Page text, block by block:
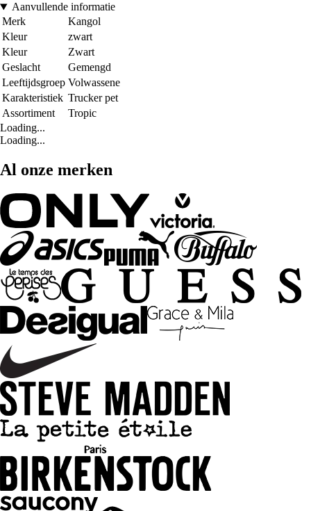
Aanvullende informatie
Merk
Kangol
Kleur
zwart
Kleur
Zwart
Geslacht
Gemengd
Leeftijdsgroep Volwassene
Karakteristiek Trucker pet
Assortiment
Tropic
Loading...
Loading...
Al onze merken